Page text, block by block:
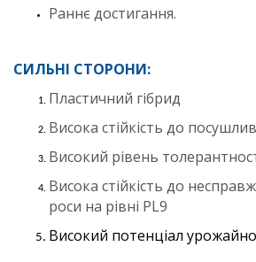
Раннє достигання.
СИЛЬНІ СТОРОНИ:
Пластичний гібрид
Висока стійкість до
Високий рівень
Висока стійкість до
роси на рівні PL9
Високий потенціал